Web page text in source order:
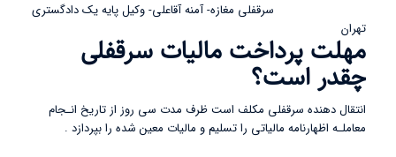
سرقفلی مغازه- آمنه آقاعلی- وکیل پایه یک دادگستری
تهران
مهلت پرداخت مالیات سرقفلی
چقدر است؟
انتقال دهنده سرقفلی مکلف است ظرف مدت سی روز از تاریخ انـجام
معاملـه اظهارنامه مالیاتی را تسلیم و مالیات معین شده را بپردازد .